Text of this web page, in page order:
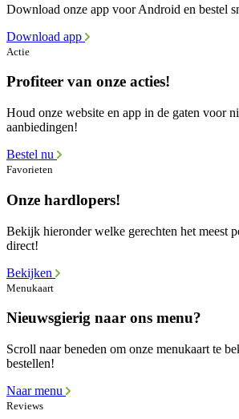
Download onze app voor Android en bestel
Download app
Actie
Profiteer van onze acties!
Houd onze website en app in de gaten voor
aanbiedingen!
Bestel nu
Favorieten
Onze hardlopers!
Bekijk hieronder welke gerechten het meest
direct!
Bekijken
Menukaart
Nieuwsgierig naar ons menu?
Scroll naar beneden om onze menukaart te
bestellen!
Naar menu
Reviews